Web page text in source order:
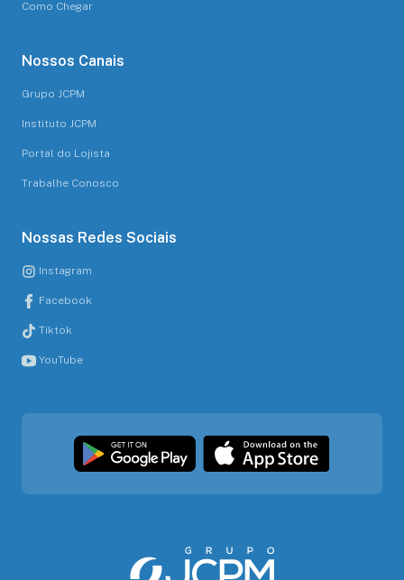
Como Chegar
Nossos Canais
Grupo JCPM
Instituto JCPM
Portal do Lojista
Trabalhe Conosco
Nossas Redes Sociais
Instagram
Facebook
Tiktok
YouTube